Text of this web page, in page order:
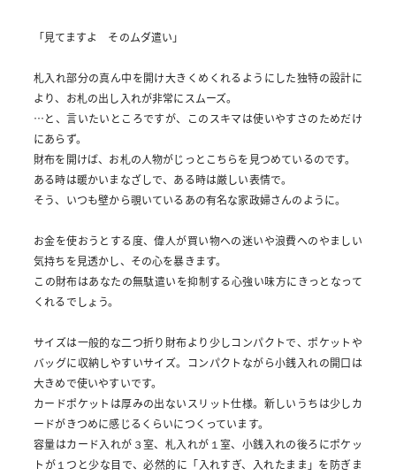
「見てますよ そのムダ遣い」
札入れ部分の真ん中を開け大きくめくれるようにした独特の設計に
より、お札の出し入れが非常にスムーズ。
…と、言いたいところですが、このスキマは使いやすさのためだけ
にあらず。
財布を開けば、お札の人物がじっとこちらを見つめているのです。
ある時は暖かいまなざしで、ある時は厳しい表情で。
そう、いつも壁から覗いているあの有名な家政婦さんのように。
お金を使おうとする度、偉人が買い物への迷いや浪費へのやましい
気持ちを見透かし、その心を暴きます。
この財布はあなたの無駄遣いを抑制する心強い味方にきっとなって
くれるでしょう。
サイズは一般的な二つ折り財布より少しコンパクトで、ポケットや
バッグに収納しやすいサイズ。コンパクトながら小銭入れの開口は
大きめで使いやすいです。
カードポケットは厚みの出ないスリット仕様。新しいうちは少しカ
ードがきつめに感じるくらいにつくっています。
容量はカード入れが３室、札入れが１室、小銭入れの後ろにポケッ
トが１つと少な目で、必然的に「入れすぎ、入れたまま」を防ぎま